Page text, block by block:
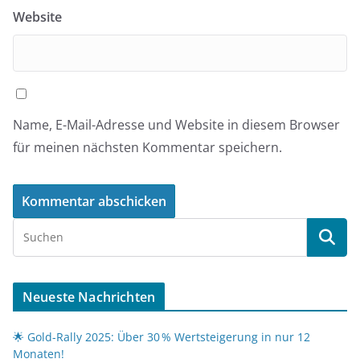
Website
Name, E-Mail-Adresse und Website in diesem Browser
für meinen nächsten Kommentar speichern.
Neueste Nachrichten
🌟 Gold-Rally 2025: Über 30 % Wertsteigerung in nur 12
Monaten!